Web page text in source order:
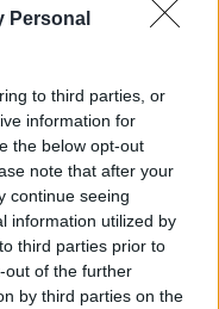
Personal
to third parties, or
information for
the below opt-out
note that after your
continue seeing
information utilized by
third parties prior to
out of the further
by third parties on the
den
Themen
bitte zunächst
keinen
Dich neu.
Besuch in